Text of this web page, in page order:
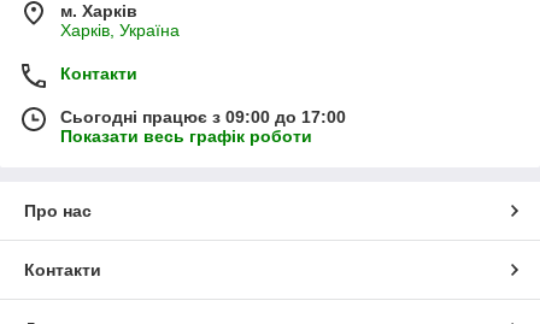
м. Харків
Харків, Україна
Контакти
Сьогодні працює з 09:00 до 17:00
Показати весь графік роботи
Про нас
Контакти